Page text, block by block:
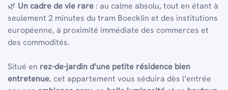
🌿 Un cadre de vie rare : au calme absolu, tout en étant à
seulement 2 minutes du tram Boecklin et des institutions
européenne, à proximité immédiate des commerces et
des commodités.
Situé en rez-de-jardin d’une petite résidence bien
entretenue, cet appartement vous séduira dès l’entrée